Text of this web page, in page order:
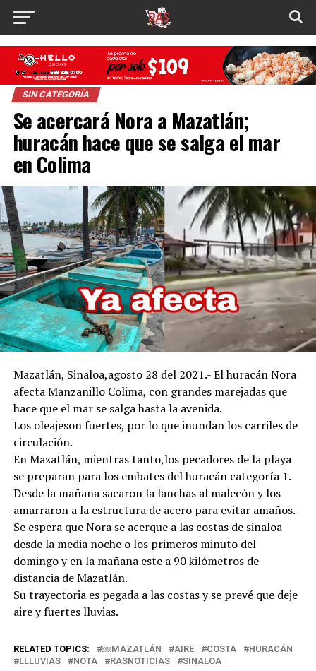
SIN CATEGORÍA
Se acercará Nora a Mazatlán;
huracán hace que se salga el mar
en Colima
Mazatlán, Sinaloa,agosto 28 del 2021.- El huracán Nora
afecta Manzanillo Colima, con grandes marejadas que
hace que el mar se salga hasta la avenida.
Los oleajeson fuertes, por lo que inundan los carriles de
circulación.
En Mazatlán, mientras tanto,los pecadores de la playa
se preparan para los embates del huracán categoría 1.
Desde la mañana sacaron la lanchas al malecón y los
amarraron a la estructura de acero para evitar amaños.
Se espera que Nora se acerque a las costas de sinaloa
desde la media noche o los primeros minuto del
domingo y en la mañana este a 90 kilómetros de
distancia de Mazatlán.
Su trayectoria es pegada a las costas y se prevé que deje
aire y fuertes lluvias.
RELATED TOPICS: ￼MAZATLÁN AIRE COSTA
HURACÁN
LLLUVIAS
NOTA RASNOTICIAS SINALOA